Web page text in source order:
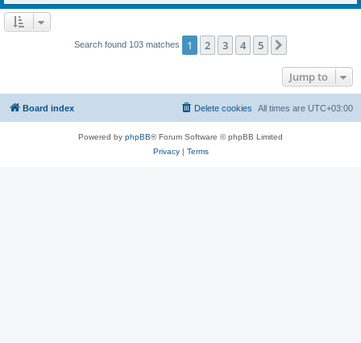
Search found 103 matches 1 2 3 4 5
Jump to
Board index All times are UTC+03:00
Delete cookies
Powered by phpBB® Forum Software © phpBB Limited
Privacy| Terms